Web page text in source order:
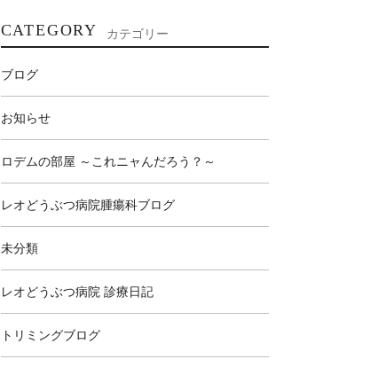
CATEGORY カテゴリー
ブログ
お知らせ
ロデムの部屋 ～これニャんだろう？～
レオどうぶつ病院腫瘍科ブログ
未分類
レオどうぶつ病院 診療日記
トリミングブログ